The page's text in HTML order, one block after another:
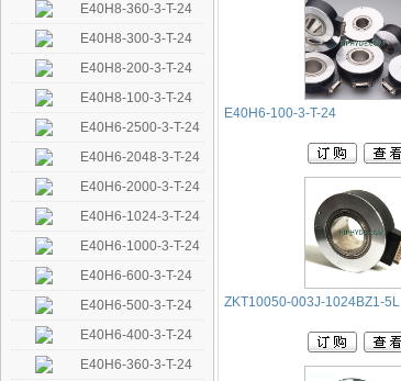
E40H8-360-3-T-24
E40H8-300-3-T-24
E40H8-200-3-T-24
E40H8-100-3-T-24
E40H6-2500-3-T-24
E40H6-2048-3-T-24
E40H6-2000-3-T-24
E40H6-1024-3-T-24
E40H6-1000-3-T-24
E40H6-600-3-T-24
E40H6-500-3-T-24
E40H6-400-3-T-24
E40H6-360-3-T-24
E40H6-100-3-T-24
ZKT10050-003J-1024BZ1-5L